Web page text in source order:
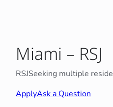
Miami – RSJ
RSJSeeking multiple
ApplyAsk a Question